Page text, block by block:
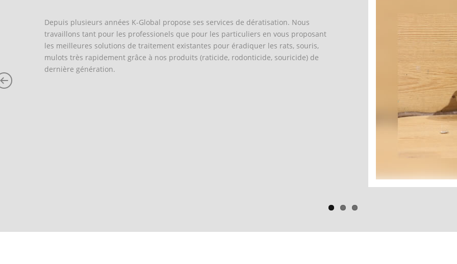
Depuis plusieurs années K-Global propose ses services de dératisation. Nous
travaillons tant pour les professionels que pour les particuliers en vous proposant
les meilleures solutions de traitement existantes pour éradiquer les rats, souris,
mulots très rapidement grâce à nos produits (raticide, rodonticide, souricide) de
dernière génération.